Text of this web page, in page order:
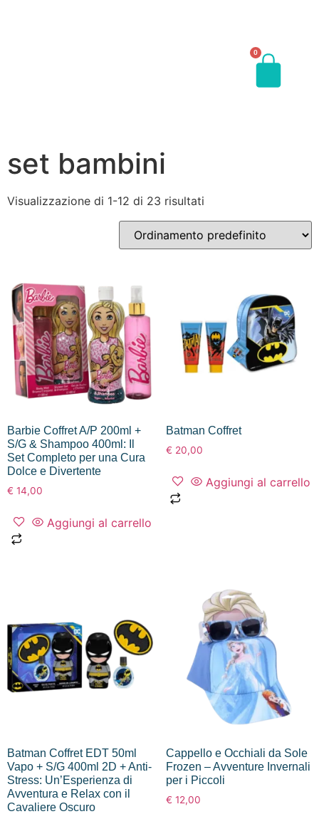
0
set bambini
Visualizzazione di 1-12 di 23 risultati
Barbie Coffret A/P 200ml +
S/G & Shampoo 400ml: Il
Set Completo per una Cura
Dolce e Divertente
€ 14,00
Aggiungi al carrello
Batman Coffret
€ 20,00
Aggiungi al carrello
Batman Coffret EDT 50ml
Vapo + S/G 400ml 2D + Anti-
Stress: Un’Esperienza di
Avventura e Relax con il
Cavaliere Oscuro
Cappello e Occhiali da Sole
Frozen – Avventure Invernali
per i Piccoli
€ 12,00